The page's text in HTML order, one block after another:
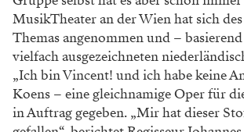
MusikTheater an der Wien hat sich
Themas angenommen und –
vielfach ausgezeichneten
„Ich bin Vincent! und ich habe keine
Koens – eine gleichnamige Oper für
in Auftrag gegeben. „Mir hat dieser